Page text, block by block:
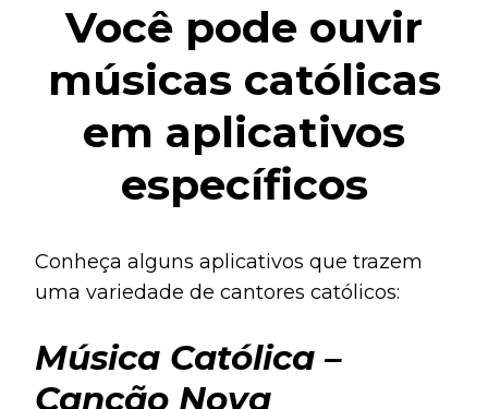
Você pode ouvir
músicas católicas
em aplicativos
específicos
Conheça alguns aplicativos que trazem
uma variedade de cantores católicos:
Música Católica –
Canção Nova